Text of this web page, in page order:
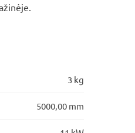
3 kg
5000,00 mm